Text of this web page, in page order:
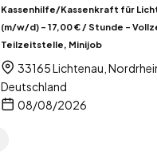
Kassenhilfe/Kassenkraft für
(m/w/d) – 17,00 € / Stunde –
Teilzeitstelle, Minijob
33165 Lichtenau,
Deutschland
08/08/2026